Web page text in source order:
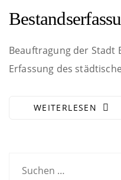
Beauftragung der Stadt
Erfassung des
WEITERLESEN